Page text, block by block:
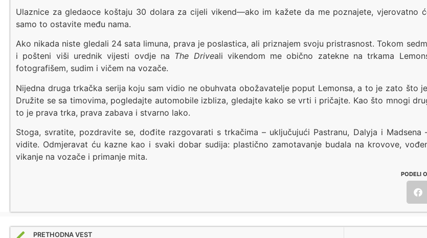
Ulaznice za gledaoce koštaju 30 dolara za cijeli vikend—ako im kažete da me poznajete, vjerovatno
samo to ostavite među nama.
Ako nikada niste gledali 24 sata limuna, prava je poslastica, ali priznajem svoju pristrasnost. Tokom
i pošteni viši urednik vijesti ovdje na The Driveali vikendom me obično zatekne na trkama
fotografišem, sudim i vičem na vozače.
Nijedna druga trkačka serija koju sam vidio ne obuhvata obožavatelje poput Lemonsa, a to je zato što
Družite se sa timovima, pogledajte automobile izbliza, gledajte kako se vrti i pričajte. Kao što mnogi
to je prava trka, prava zabava i stvarno lako.
Stoga, svratite, pozdravite se, dođite razgovarati s trkačima – uključujući Pastranu, Dalyja i
vidite. Odmjeravat ću kazne kao i svaki dobar sudija: plastično zamotavanje budala na krovove,
vikanje na vozače i primanje mita.
PODELI
PRETHODNA VEST